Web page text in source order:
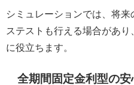
シミュレーションでは、将
ステストも行える場合があ
に役立ちます。
全期間固定金利型の安